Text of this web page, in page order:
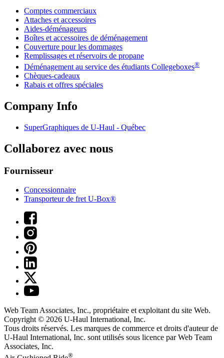
Comptes commerciaux
Attaches et accessoires
Aides-déménageurs
Boîtes et accessoires de déménagement
Couverture pour les dommages
Remplissages et réservoirs de propane
Déménagement au service des étudiants Collegeboxes®
Chèques-cadeaux
Rabais et offres spéciales
Company Info
SuperGraphiques de U-Haul - Québec
Collaborez avec nous
Fournisseur
Concessionnaire
Transporteur de fret U-Box®
Web Team Associates, Inc., propriétaire et exploitant du site Web.
Copyright © 2026 U-Haul International, Inc.
Tous droits réservés. Les marques de commerce et droits d'auteur de
U-Haul International, Inc. sont utilisés sous licence par Web Team
Associates, Inc.
®